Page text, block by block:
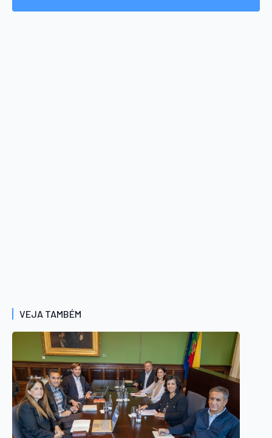
VEJA TAMBÉM